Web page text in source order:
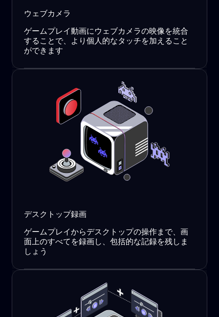
ウェブカメラ
ゲームプレイ動画にウェブカメラの映像を統合
することで、より個人的なタッチを加えること
ができます
デスクトップ録画
ゲームプレイからデスクトップの操作まで、画
面上のすべてを録画し、包括的な記録を残しま
しょう